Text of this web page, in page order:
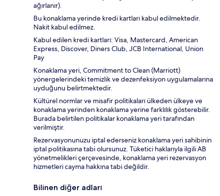
ağırlanır).
Bu konaklama yerinde kredi kartları kabul edilmektedir.
Nakit kabul edilmez.
Kabul edilen kredi kartları: Visa, Mastercard, American
Express, Discover, Diners Club, JCB International, Union
Pay
Konaklama yeri, Commitment to Clean (Marriott)
yönergelerindeki temizlik ve dezenfeksiyon uygulamalarına
uyduğunu belirtmektedir.
Kültürel normlar ve misafir politikaları ülkeden ülkeye ve
konaklama yerinden konaklama yerine farklılık gösterebilir.
Burada belirtilen politikalar konaklama yeri tarafından
verilmiştir.
Rezervasyonunuzu iptal ederseniz konaklama yeri sahibinin
iptal politikasına tabi olursunuz. Tüketici haklarıyla ilgili AB
yönetmelikleri çerçevesinde, konaklama yeri rezervasyon
hizmetleri cayma hakkına tabi değildir.
Bilinen diğer adları